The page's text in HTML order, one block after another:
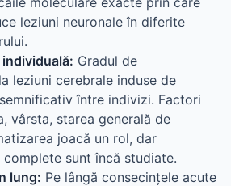
leziuni neuronale în diferite
Gradul de
leziuni cerebrale induse de
între indivizi. Factori
vârsta, starea generală de
joacă un rol, dar
sunt încă studiate.
lung: Pe lângă consecințele acute